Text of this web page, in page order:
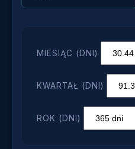
MIESIĄC (DNI)
KWARTAŁ (DNI)
ROK (DNI)